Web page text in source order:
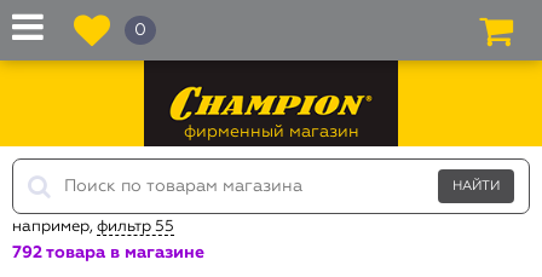
фирменный магазин
например, фильтр 55
792 товара в магазине
0